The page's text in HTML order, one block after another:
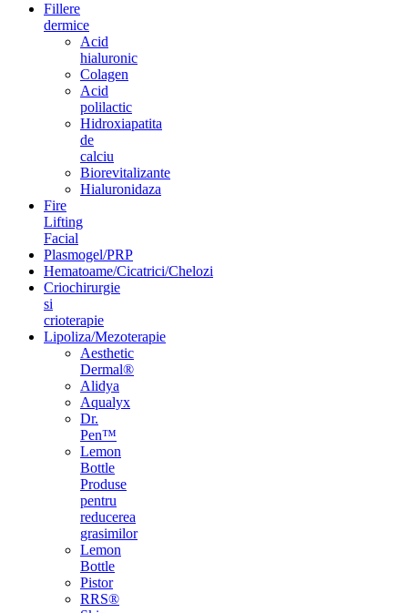
Fillere
dermice
Acid
hialuronic
Colagen
Acid
polilactic
Hidroxiapatita
de
calciu
Biorevitalizante
Hialuronidaza
Fire
Lifting
Facial
Plasmogel/PRP
Hematoame/Cicatrici/Chelozi
Criochirurgie
si
crioterapie
Lipoliza/Mezoterapie
Aesthetic
Dermal®
Alidya
Aqualyx
Dr.
Pen™
Lemon
Bottle
Produse
pentru
reducerea
grasimilor
Lemon
Bottle
Pistor
RRS®